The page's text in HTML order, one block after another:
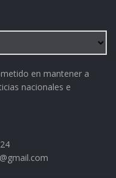
en mantener a
nacionales e